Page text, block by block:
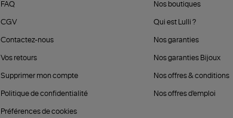
FAQ
CGV
Contactez-nous
Vos retours
Supprimer mon compte
Politique de confidentialité
Préférences de cookies
Nos boutiques
Qui est Lulli ?
Nos garanties
Nos garanties Bijoux
Nos offres & conditions
Nos offres d'emploi